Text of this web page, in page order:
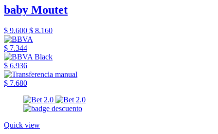
baby Moutet
$ 9.600 $ 8.160
$ 7.344
$ 6.936
$ 7.680
Quick view